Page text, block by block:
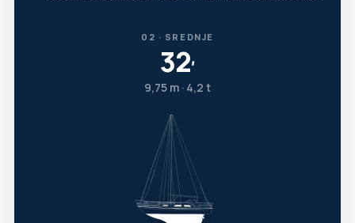
02 · SREDNJE
32′
9,75 m · 4,2 t